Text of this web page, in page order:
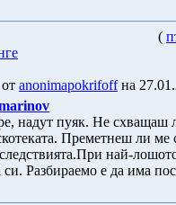
(
anonimapokrifoffна
надут пуяк. Не схващаш
Преметнеш ли
най-
си. Разбираемо е да има